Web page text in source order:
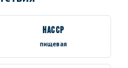
HACCP
пищевая